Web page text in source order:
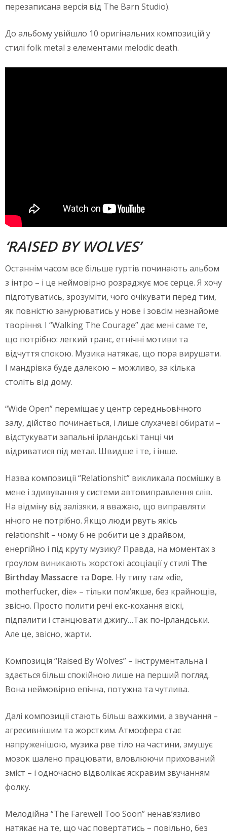
перезаписана версія від The Barn Studio).
До альбому увійшло 10 оригінальних композицій у
стилі folk metal з елементами melodic death.
‘RAISED BY WOLVES’
Останнім часом все більше гуртів починають альбом
з інтро – і це неймовірно розраджує моє серце. Я хочу
підготуватись, зрозуміти, чого очікувати перед тим,
як повністю занурюватись у нове і зовсім незнайоме
творіння. І “Walking The Courage” дає мені саме те,
що потрібно: легкий транс, етнічні мотиви та
відчуття спокою. Музика натякає, що пора вирушати.
І мандрівка буде далекою – можливо, за кілька
століть від дому.
“Wide Open” переміщає у центр середньовічного
залу, дійство починається, і лише слухачеві обирати –
відстукувати запальні ірландські танці чи
відриватися під метал. Швидше і те, і інше.
Назва композиції “Relationshit” викликала посмішку в
мене і здивування у системи автовиправлення слів.
На відміну від залізяки, я вважаю, що виправляти
нічого не потрібно. Якщо люди рвуть якісь
relationshit – чому б не робити це з драйвом,
енергійно і під круту музику? Правда, на моментах з
гроулом виникають жорстокі асоціації у стилі The
Birthday Massacre та Dope. Ну типу там «die,
motherfucker, die» – тільки пом’якше, без крайнощів,
звісно. Просто полити речі екс-кохання віскі,
підпалити і станцювати джигу…Так по-ірландськи.
Але це, звісно, жарти.
Композиція “Raised By Wolves” – інструментальна і
здається більш спокійною лише на перший погляд.
Вона неймовірно епічна, потужна та чутлива.
Далі композиції стають більш важкими, а звучання –
агресивнішим та жорстким. Атмосфера стає
напруженішою, музика рве тіло на частини, змушує
мозок шалено працювати, вловлюючи прихований
зміст – і одночасно відволікає яскравим звучанням
фолку.
Мелодійна “The Farewell Too Soon” ненав’язливо
натякає на те, що час повертатись – повільно, без